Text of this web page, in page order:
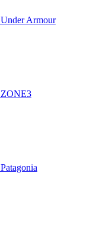
Under Armour
ZONE3
Patagonia